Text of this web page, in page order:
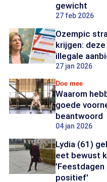
gewicht
27 feb 2026
Ozempic
krijgen:
illegale
27 jan 2026
Doe mee
Waarom
goede
beantwoord
04 jan 2026
Lydia (61)
eet bewust
'Feestdagen
positief'